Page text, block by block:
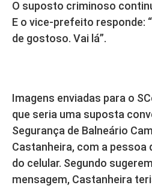
O suposto criminoso
E o vice-prefeito responde:
de gostoso. Vai lá”.
Imagens enviadas para o
que seria uma suposta
Segurança de Balneário
Castanheira, com a pessoa
do celular. Segundo
mensagem, Castanheira